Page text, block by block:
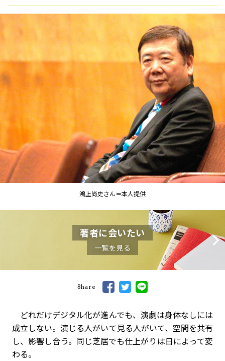
鴻上尚史さん＝本人提供
著者に会いたい
一覧を見る
Share
どれだけデジタル化が進んでも、演劇は身体なしには
成立しない。演じる人がいて見る人がいて、空間を共有
し、影響し合う。同じ芝居でも仕上がりは日によって変
わる。